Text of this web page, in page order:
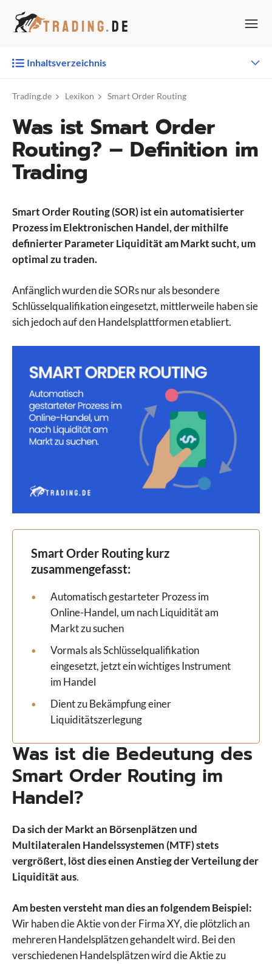
Inhalt
Inhaltsverzeichnis
Trading.de Lexikon Smart Order Routing
Was ist Smart Order
Routing? – Definition im
Trading
Smart Order Routing (SOR) ist ein automatisierter
Prozess im Elektronischen Handel, der mithilfe
definierter Parameter Liquidität am Markt sucht, um
optimal zu traden.
Anfänglich wurden die SORs nur als besondere
Schlüsselqualifikation eingesetzt, mittlerweile haben sie
sich jedoch auf den Handelsplattformen etabliert.
Smart Order Routing kurz
zusammengefasst:
Automatisch gestarteter Prozess im
Online-Handel, um nach Liquidität am
Markt zu suchen
Vormals als Schlüsselqualifikation
eingesetzt, jetzt ein wichtiges Instrument
im Handel
Dient zu Bekämpfung einer
Liquiditätszerlegung
Was ist die Bedeutung des
Smart Order Routing im
Handel?
Da sich der Markt an Börsenplätzen und
Multilateralen Handelssystemen (MTF) stets
vergrößert, löst dies einen Anstieg der Verteilung der
Liquidität aus.
Am besten versteht man dies an folgendem Beispiel:
Wir haben die Aktie von der Firma XY, die plötzlich an
mehreren Handelsplätzen gehandelt wird. Bei den
verschiedenen Handelsplätzen wird die Aktie zu